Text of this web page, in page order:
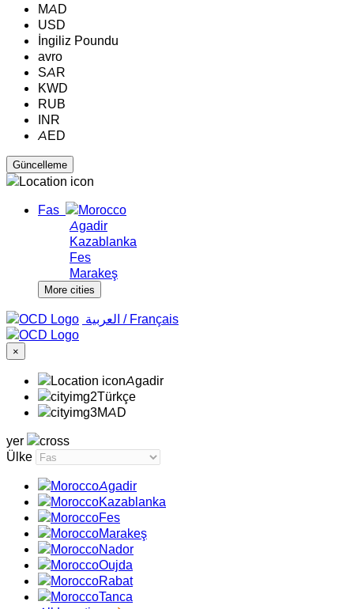
MAD
USD
İngiliz Poundu
avro
SAR
KWD
RUB
INR
AED
Fas
Agadir
Kazablanka
Fes
Marakeş
More cities
‏العربية ‏ / Français
×
Agadir
Türkçe
MAD
yer
Ülke
Agadir
Kazablanka
Fes
Marakeş
Nador
Oujda
Rabat
Tanca